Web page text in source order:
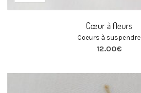
Cœur à fleurs
Coeurs à suspendre
12.00€